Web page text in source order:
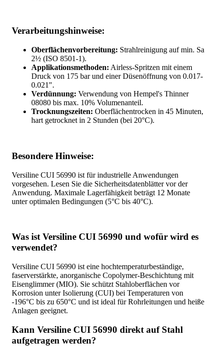
Verarbeitungshinweise:
Oberflächenvorbereitung: Strahlreinigung auf min. Sa
2½ (ISO 8501-1).
Applikationsmethoden: Airless-Spritzen mit einem
Druck von 175 bar und einer Düsenöffnung von 0.017-
0.021".
Verdünnung: Verwendung von Hempel's Thinner
08080 bis max. 10% Volumenanteil.
Trocknungszeiten: Oberflächentrocken in 45 Minuten,
hart getrocknet in 2 Stunden (bei 20°C).
Besondere Hinweise:
Versiline CUI 56990 ist für industrielle Anwendungen
vorgesehen. Lesen Sie die Sicherheitsdatenblätter vor der
Anwendung. Maximale Lagerfähigkeit beträgt 12 Monate
unter optimalen Bedingungen (5°C bis 40°C).
Was ist Versiline CUI 56990 und wofür wird es
verwendet?
Versiline CUI 56990 ist eine hochtemperaturbeständige,
faserverstärkte, anorganische Copolymer-Beschichtung mit
Eisenglimmer (MIO). Sie schützt Stahloberflächen vor
Korrosion unter Isolierung (CUI) bei Temperaturen von
-196°C bis zu 650°C und ist ideal für Rohrleitungen und heiße
Anlagen geeignet.
Kann Versiline CUI 56990 direkt auf Stahl
aufgetragen werden?